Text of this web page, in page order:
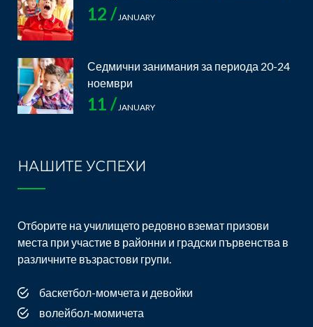
12 /JANUARY
Седмични занимания за периода 20-24
ноември
11 /JANUARY
НАШИТЕ УСПЕХИ
Отборите на училището редовно вземат призови
места при участие в районни и градски първенства в
различните възрастови групи.
баскетбол-момчета и девойки
волейбол-момичета